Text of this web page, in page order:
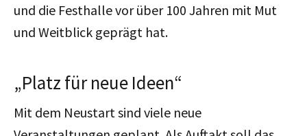
und die Festhalle vor über 100 Jahren mit Mut
und Weitblick geprägt hat.
„Platz für neue Ideen“
Mit dem Neustart sind viele neue